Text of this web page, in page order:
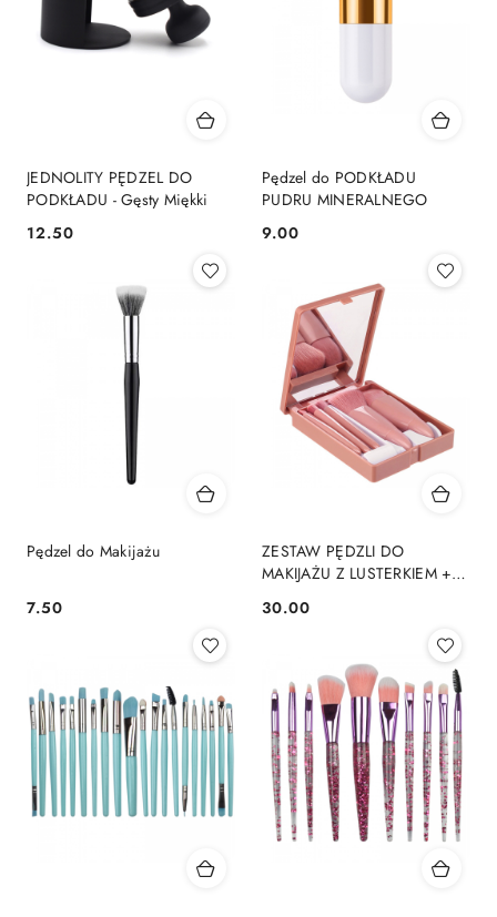
JEDNOLITY PĘDZEL DO
PODKŁADU - Gęsty Miękki
Cena:
12.50
Pędzel do PODKŁADU
PUDRU MINERALNEGO
Cena:
9.00
Pędzel do Makijażu
Cena:
7.50
ZESTAW PĘDZLI DO
MAKIJAŻU Z LUSTERKIEM +
Cena:
30.00